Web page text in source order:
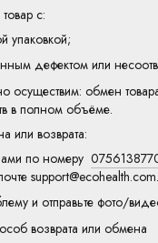
с:
упаковкой;
дефектом или
осуществим: обмен
в полном объёме.
или возврата:
по номеру
и отправьте фото/
возврата или обмена